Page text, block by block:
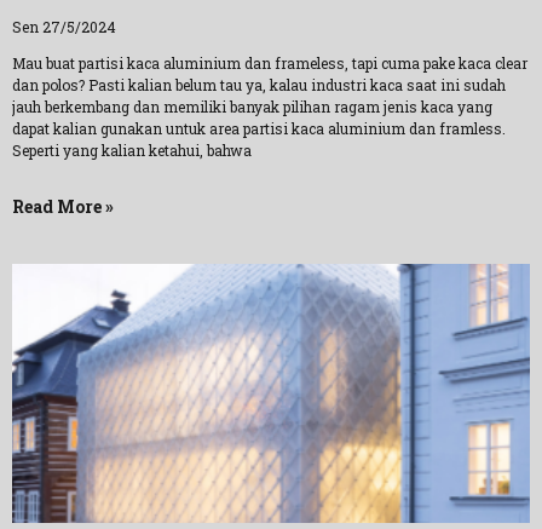
Sen 27/5/2024
Mau buat partisi kaca aluminium dan frameless, tapi cuma pake kaca clear
dan polos? Pasti kalian belum tau ya, kalau industri kaca saat ini sudah
jauh berkembang dan memiliki banyak pilihan ragam jenis kaca yang
dapat kalian gunakan untuk area partisi kaca aluminium dan framless.
Seperti yang kalian ketahui, bahwa
Read More »